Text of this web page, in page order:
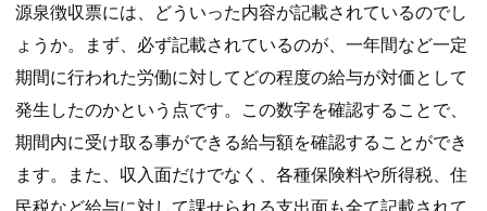
源泉徴収票には、どういった内容が記載されているのでし
ょうか。まず、必ず記載されているのが、一年間など一定
期間に行われた労働に対してどの程度の給与が対価として
発生したのかという点です。この数字を確認することで、
期間内に受け取る事ができる給与額を確認することができ
ます。また、収入面だけでなく、各種保険料や所得税、住